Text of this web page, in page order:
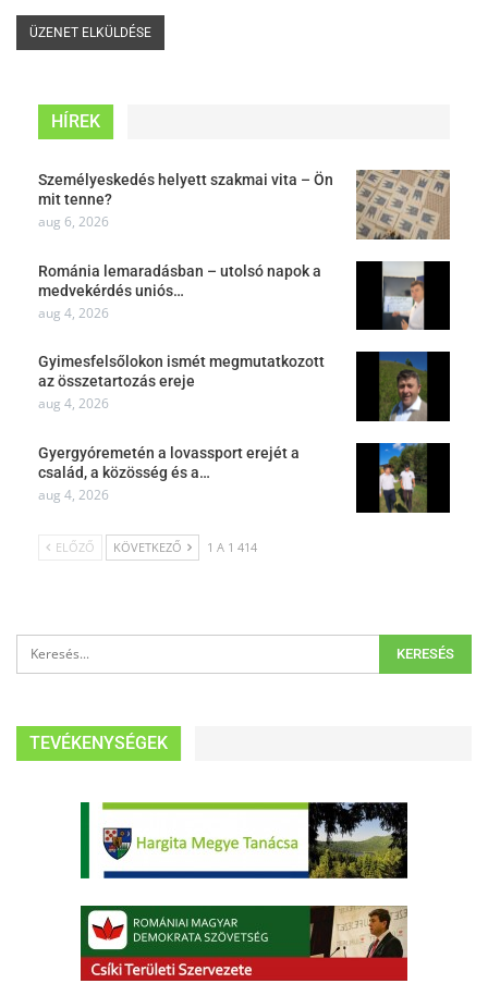
HÍREK
Személyeskedés helyett szakmai vita – Ön
mit tenne?
aug 6, 2026
Románia lemaradásban – utolsó napok a
medvekérdés uniós…
aug 4, 2026
Gyimesfelsőlokon ismét megmutatkozott
az összetartozás ereje
aug 4, 2026
Gyergyóremetén a lovassport erejét a
család, a közösség és a…
aug 4, 2026
ELŐZŐ KÖVETKEZŐ 1 A 1 414
TEVÉKENYSÉGEK